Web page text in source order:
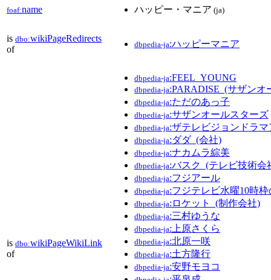
foaf:name ハッピー・マニア (ja)
is dbo:wikiPageRedirects
of
dbpedia-ja:ハッピーマニア
is dbo:wikiPageWikiLink
of
dbpedia-ja:FEEL_YOUNG
dbpedia-ja:PARADISE_(サザンオ
dbpedia-ja:ただのあっ子
dbpedia-ja:サザンオールスターズ
dbpedia-ja:ザテレビジョンドラ
dbpedia-ja:ダダ_(会社)
dbpedia-ja:ナカムラ綜美
dbpedia-ja:バスク_(テレビ技術会
dbpedia-ja:フジアール
dbpedia-ja:フジテレビ水曜10時
dbpedia-ja:ロケット_(制作会社)
dbpedia-ja:三村ゆうな
dbpedia-ja:上原さくら
dbpedia-ja:北原一咲
dbpedia-ja:土方隆行
dbpedia-ja:安野モヨコ